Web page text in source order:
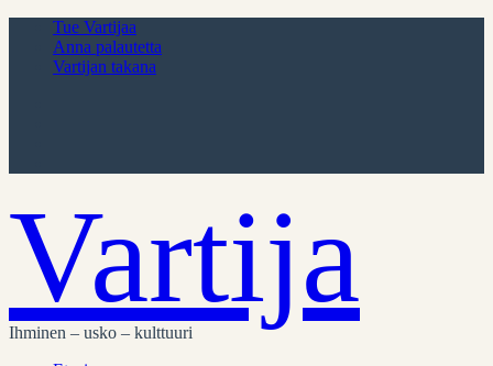
Tue Vartijaa
Anna palautetta
Vartijan takana
Vartija
Ihminen – usko – kulttuuri